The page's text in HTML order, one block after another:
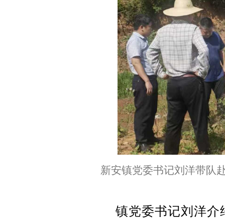
新安镇党委书记刘洋带队
镇党委书记刘洋介